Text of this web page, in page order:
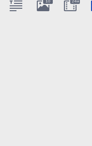
10 24м